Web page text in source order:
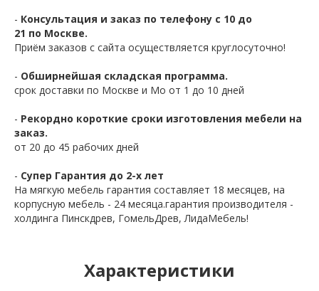
- Консультация и заказ по телефону с 10 до
21 по Москве.
Приём заказов с сайта осуществляется круглосуточно!
- Обширнейшая складская программа.
срок доставки по Москве и Мо от 1 до 10 дней
- Рекордно короткие сроки изготовления мебели на
заказ.
от 20 до 45 рабочих дней
- Супер Гарантия до 2-х лет
На мягкую мебель гарантия составляет 18 месяцев, на
корпусную мебель - 24 месяца.гарантия производителя -
холдинга Пинскдрев, ГомельДрев, ЛидаМебель!
Характеристики